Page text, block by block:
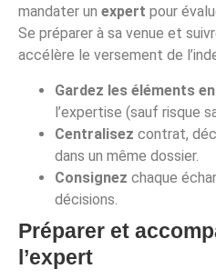
mandater un expert pour
Se préparer à sa venue et
accélère le versement de
Gardez les éléments
l’expertise (sauf risque
Centralisez contrat,
dans un même dossier.
Consignez chaque
décisions.
Préparer et
l’expert